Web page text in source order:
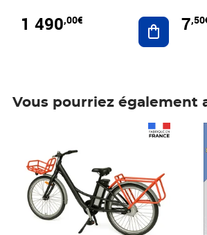
1 490,00€ Ajouter
7
Vous pourriez également
Prix